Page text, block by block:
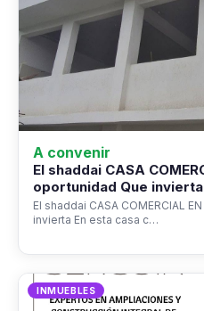
A convenir
El shaddai CASA
oportunidad Que
El shaddai CASA COMERCIAL
invierta En esta casa c…
INMUEBLES